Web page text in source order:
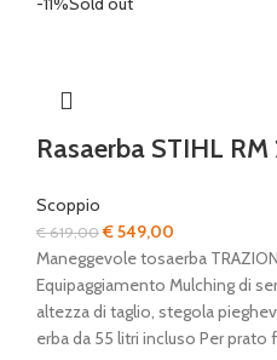
Rasaerba STIHL RM
Scoppio
€619,00Il
prezzo
originale
era:
€ 619,00.
€549,00
prezzo
attuale
è:
€ 549,00.
Maneggevole tosaerba
Equipaggiamento Mulching di
altezza di taglio, stegola
erba da 55 litri incluso Per prato